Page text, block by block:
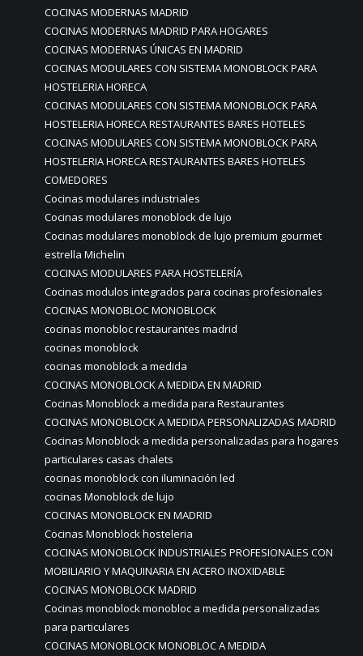
COCINAS MODERNAS MADRID
COCINAS MODERNAS MADRID PARA HOGARES
COCINAS MODERNAS ÚNICAS EN MADRID
COCINAS MODULARES CON SISTEMA MONOBLOCK PARA
HOSTELERIA HORECA
COCINAS MODULARES CON SISTEMA MONOBLOCK PARA
HOSTELERIA HORECA RESTAURANTES BARES HOTELES
COCINAS MODULARES CON SISTEMA MONOBLOCK PARA
HOSTELERIA HORECA RESTAURANTES BARES HOTELES
COMEDORES
Cocinas modulares industriales
Cocinas modulares monoblock de lujo
Cocinas modulares monoblock de lujo premium gourmet
estrella Michelin
COCINAS MODULARES PARA HOSTELERÍA
Cocinas modulos integrados para cocinas profesionales
COCINAS MONOBLOC MONOBLOCK
cocinas monobloc restaurantes madrid
cocinas monoblock
cocinas monoblock a medida
COCINAS MONOBLOCK A MEDIDA EN MADRID
Cocinas Monoblock a medida para Restaurantes
COCINAS MONOBLOCK A MEDIDA PERSONALIZADAS MADRID
Cocinas Monoblock a medida personalizadas para hogares
particulares casas chalets
cocinas monoblock con iluminación led
cocinas Monoblock de lujo
COCINAS MONOBLOCK EN MADRID
Cocinas Monoblock hosteleria
COCINAS MONOBLOCK INDUSTRIALES PROFESIONALES CON
MOBILIARIO Y MAQUINARIA EN ACERO INOXIDABLE
COCINAS MONOBLOCK MADRID
Cocinas monoblock monobloc a medida personalizadas
para particulares
COCINAS MONOBLOCK MONOBLOC A MEDIDA